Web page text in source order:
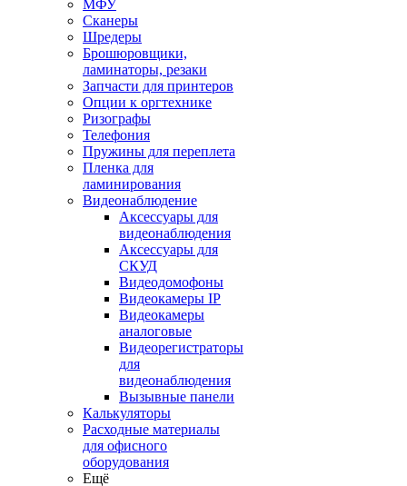
МФУ
Сканеры
Шредеры
Брошюровщики,
ламинаторы, резаки
Запчасти для принтеров
Опции к оргтехнике
Ризографы
Телефония
Пружины для переплета
Пленка для
ламинирования
Видеонаблюдение
Аксессуары для
видеонаблюдения
Аксессуары для
СКУД
Видеодомофоны
Видеокамеры IP
Видеокамеры
аналоговые
Видеорегистраторы
для
видеонаблюдения
Вызывные панели
Калькуляторы
Расходные материалы
для офисного
оборудования
Ещё